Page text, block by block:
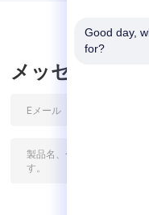
メッセージ
Good day,
for?